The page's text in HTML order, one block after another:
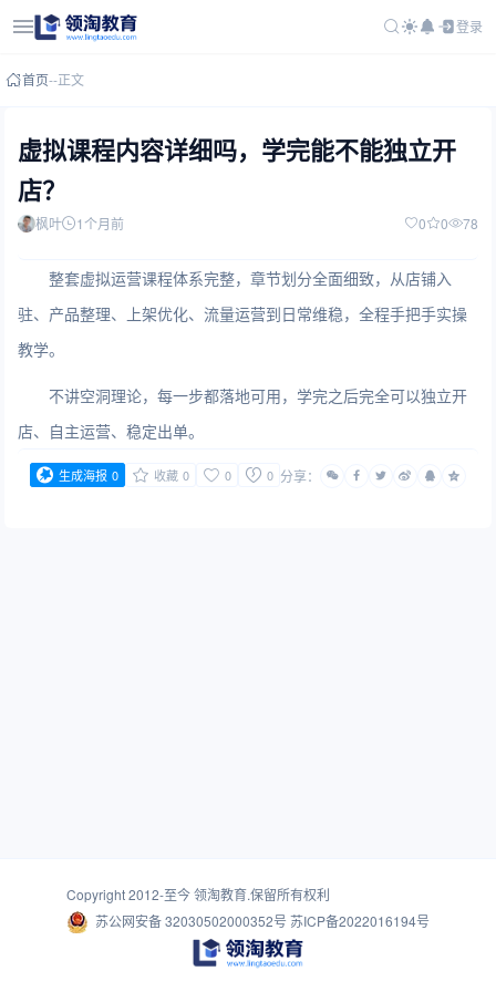
登录
首页--正文
虚拟课程内容详细吗，学完能不能独立开
店？
枫叶 1个月前 0 0 78
整套虚拟运营课程体系完整，章节划分全面细致，从店铺入
驻、产品整理、上架优化、流量运营到日常维稳，全程手把手实操
教学。
不讲空洞理论，每一步都落地可用，学完之后完全可以独立开
店、自主运营、稳定出单。
生成海报 0 收藏 0 0 0 分享：
Copyright 2012-至今领淘教育.保留所有权利
苏公网安备 32030502000352号 苏ICP备2022016194号